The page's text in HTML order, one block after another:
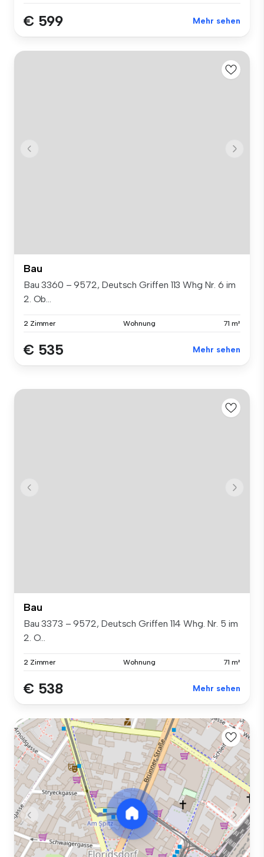
€ 599 Mehr sehen
Bau
Bau 3360 – 9572, Deutsch Griffen 113 Whg Nr. 6 im
2. Ob...
2 Zimmer Wohnung 71 m²
€ 535 Mehr sehen
Bau
Bau 3373 – 9572, Deutsch Griffen 114 Whg. Nr. 5 im
2. O...
2 Zimmer Wohnung 71 m²
€ 538 Mehr sehen